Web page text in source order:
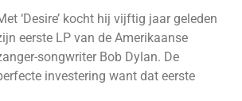
‘Desire’ kocht hij vijftig jaar geleden
eerste LP van de Amerikaanse
songwriter Bob Dylan. De
investering want dat eerste